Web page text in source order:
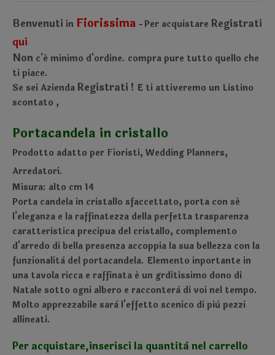
Benvenuti in Fiorissima - Per acquistare Registrati
qui
Non c'é minimo d'ordine. compra pure tutto quello che
ti piace.
Se sei Azienda Registrati ! E ti attiveremo un Listino
scontato ,
Portacandela in cristallo
Prodotto adatto per Fioristi, Wedding Planners,
Arredatori.
Misura: alto cm 14
Porta candela in cristallo sfaccettato, porta con sé
l'eleganza e la raffinatezza della perfetta trasparenza
caratteristica precipua del cristallo, complemento
d'arredo di bella presenza accoppia la sua bellezza con la
funzionalità del portacandela. Elemento inportante in
una tavola ricca e raffinata é un grditissimo dono di
Natale sotto ogni albero e racconterà di voi nel tempo.
Molto apprezzabile sarà l'effetto scenico di più pezzi
allineati.
Per acquistare,inserisci la quantità nel carrello